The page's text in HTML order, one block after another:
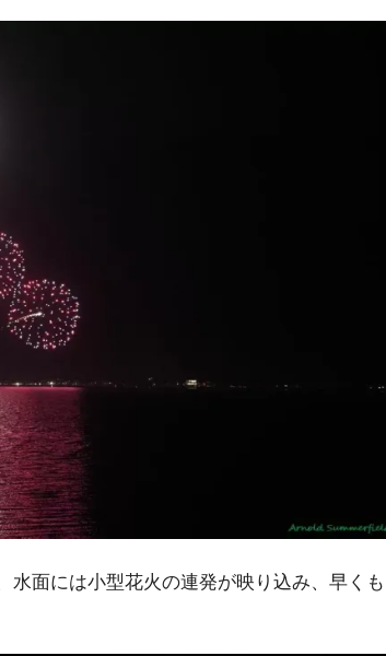
水面には小型花火の連発が映り込み、早くも